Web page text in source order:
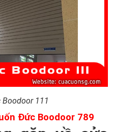
111
Đức Boodoor 789